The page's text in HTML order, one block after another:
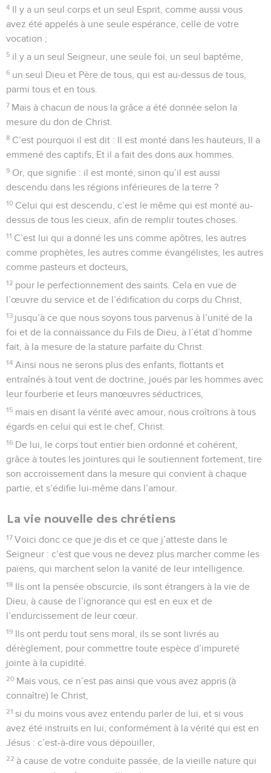
4 Il y a un seul corps et un seul Esprit, comme aussi vous
avez été appelés à une seule espérance, celle de votre
vocation ;
5 il y a un seul Seigneur, une seule foi, un seul baptême,
6 un seul Dieu et Père de tous, qui est au-dessus de tous,
parmi tous et en tous.
7 Mais à chacun de nous la grâce a été donnée selon la
mesure du don de Christ.
8 C’est pourquoi il est dit : Il est monté dans les hauteurs, Il a
emmené des captifs, Et il a fait des dons aux hommes.
9 Or, que signifie : il est monté, sinon qu’il est aussi
descendu dans les régions inférieures de la terre ?
10 Celui qui est descendu, c’est le même qui est monté au-
dessus de tous les cieux, afin de remplir toutes choses.
11 C’est lui qui a donné les uns comme apôtres, les autres
comme prophètes, les autres comme évangélistes, les autres
comme pasteurs et docteurs,
12 pour le perfectionnement des saints. Cela en vue de
l’œuvre du service et de l’édification du corps du Christ,
13 jusqu’à ce que nous soyons tous parvenus à l’unité de la
foi et de la connaissance du Fils de Dieu, à l’état d’homme
fait, à la mesure de la stature parfaite du Christ.
14 Ainsi nous ne serons plus des enfants, flottants et
entraînés à tout vent de doctrine, joués par les hommes avec
leur fourberie et leurs manœuvres séductrices,
15 mais en disant la vérité avec amour, nous croîtrons à tous
égards en celui qui est le chef, Christ.
16 De lui, le corps tout entier bien ordonné et cohérent,
grâce à toutes les jointures qui le soutiennent fortement, tire
son accroissement dans la mesure qui convient à chaque
partie, et s’édifie lui-même dans l’amour.
La vie nouvelle des chrétiens
17 Voici donc ce que je dis et ce que j’atteste dans le
Seigneur : c’est que vous ne devez plus marcher comme les
païens, qui marchent selon la vanité de leur intelligence.
18 Ils ont la pensée obscurcie, ils sont étrangers à la vie de
Dieu, à cause de l’ignorance qui est en eux et de
l’endurcissement de leur cœur.
19 Ils ont perdu tout sens moral, ils se sont livrés au
dérèglement, pour commettre toute espèce d’impureté
jointe à la cupidité.
20 Mais vous, ce n’est pas ainsi que vous avez appris (à
connaître) le Christ,
21 si du moins vous avez entendu parler de lui, et si vous
avez été instruits en lui, conformément à la vérité qui est en
Jésus : c’est-à-dire vous dépouiller,
22 à cause de votre conduite passée, de la vieille nature qui